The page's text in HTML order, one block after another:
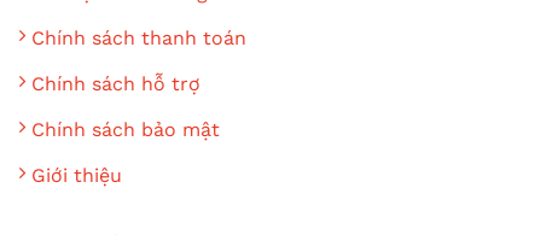
Chính sách thanh toán
Chính sách hỗ trợ
Chính sách bảo mật
Giới thiệu